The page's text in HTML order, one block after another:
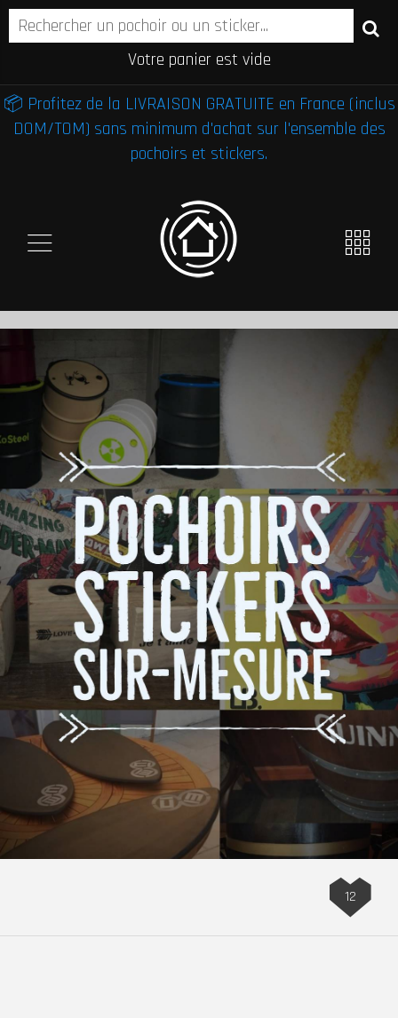
Votre panier est vide
📦 Profitez de la LIVRAISON GRATUITE en France (inclus
DOM/TOM) sans minimum d'achat sur l'ensemble des
pochoirs et stickers.
12